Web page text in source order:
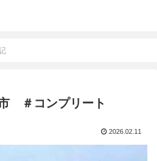
＃コンプリート
2026.02.11